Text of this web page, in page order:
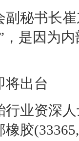
书长崔
，是因为
出台
行业资深
胶